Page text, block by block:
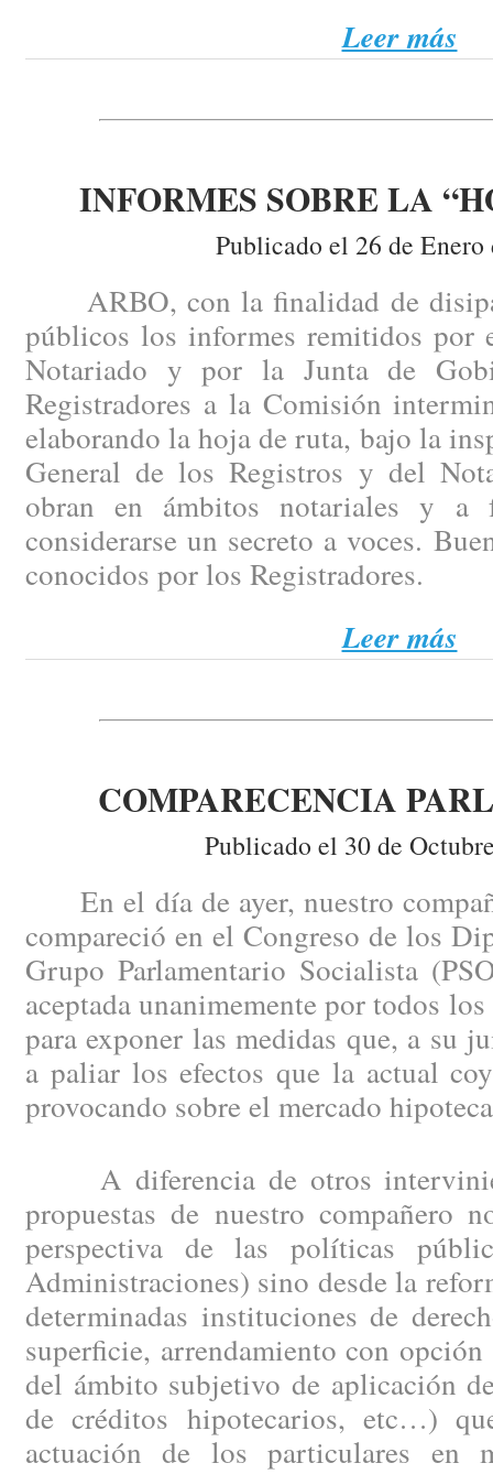
Leer más
INFORMES SOBRE LA
Publicado el 26 de Enero
ARBO, con la finalidad de
públicos los informes remitidos por
Notariado y por la Junta de
Registradores a la Comisión
elaborando la hoja de ruta, bajo la
General de los Registros y del
obran en ámbitos notariales y a
considerarse un secreto a voces.
conocidos por los Registradores.
Leer más
COMPARECENCIA
Publicado el 30 de
En el día de ayer, nuestro
compareció en el Congreso de los
Grupo Parlamentario Socialista
aceptada unanimemente por todos
para exponer las medidas que, a su
a paliar los efectos que la actual
provocando sobre el mercado
A diferencia de otros
propuestas de nuestro compañero
perspectiva de las políticas
Administraciones) sino desde la
determinadas instituciones de
superficie, arrendamiento con
del ámbito subjetivo de aplicación
de créditos hipotecarios, etc…)
actuación de los particulares en